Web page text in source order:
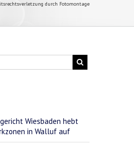
durch Fotomontage
Wiesbaden hebt
in Walluf auf